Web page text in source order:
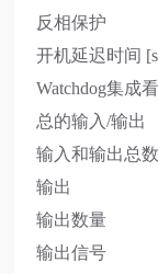
反相保护
开机延迟时间
Watchdog集成
总的输入/输出
输入和输出总数
输出
输出数量
输出信号